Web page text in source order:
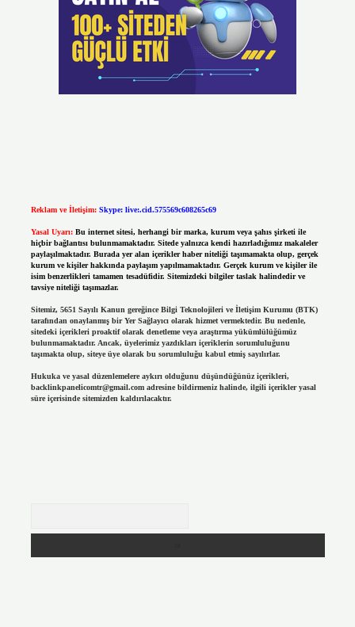
Reklam ve İletişim: Skype: live:.cid.575569c608265c69
Yasal Uyarı: Bu internet sitesi, herhangi bir marka, kurum veya şahıs şirketi ile
hiçbir bağlantısı bulunmamaktadır. Sitede yalnızca kendi hazırladığımız makaleler
paylaşılmaktadır. Burada yer alan içerikler haber niteliği taşımamakta olup, gerçek
kurum ve kişiler hakkında paylaşım yapılmamaktadır. Gerçek kurum ve kişiler ile
isim benzerlikleri tamamen tesadüfidir. Sitemizdeki bilgiler taslak halindedir ve
tavsiye niteliği taşımazlar.
Sitemiz, 5651 Sayılı Kanun gereğince Bilgi Teknolojileri ve İletişim Kurumu (BTK)
tarafından onaylanmış bir Yer Sağlayıcı olarak hizmet vermektedir. Bu nedenle,
sitedeki içerikleri proaktif olarak denetleme veya araştırma yükümlülüğümüz
bulunmamaktadır. Ancak, üyelerimiz yazdıkları içeriklerin sorumluluğunu
taşımakta olup, siteye üye olarak bu sorumluluğu kabul etmiş sayılırlar.
Hukuka ve yasal düzenlemelere aykırı olduğunu düşündüğünüz içerikleri,
backlinkpanelicomtr@gmail.comadresine bildirmeniz halinde, ilgili içerikler yasal
süre içerisinde sitemizden kaldırılacaktır.